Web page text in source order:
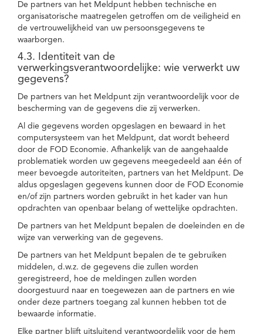
De partners van het Meldpunt hebben technische en
organisatorische maatregelen getroffen om de veiligheid en
de vertrouwelijkheid van uw persoonsgegevens te
waarborgen.
4.3. Identiteit van de
verwerkingsverantwoordelijke: wie verwerkt uw
gegevens?
De partners van het Meldpunt zijn verantwoordelijk voor de
bescherming van de gegevens die zij verwerken.
Al die gegevens worden opgeslagen en bewaard in het
computersysteem van het Meldpunt, dat wordt beheerd
door de FOD Economie. Afhankelijk van de aangehaalde
problematiek worden uw gegevens meegedeeld aan één of
meer bevoegde autoriteiten, partners van het Meldpunt. De
aldus opgeslagen gegevens kunnen door de FOD Economie
en/of zijn partners worden gebruikt in het kader van hun
opdrachten van openbaar belang of wettelijke opdrachten.
De partners van het Meldpunt bepalen de doeleinden en de
wijze van verwerking van de gegevens.
De partners van het Meldpunt bepalen de te gebruiken
middelen, d.w.z. de gegevens die zullen worden
geregistreerd, hoe de meldingen zullen worden
doorgestuurd naar en toegewezen aan de partners en wie
onder deze partners toegang zal kunnen hebben tot de
bewaarde informatie.
Elke partner blijft uitsluitend verantwoordelijk voor de hem